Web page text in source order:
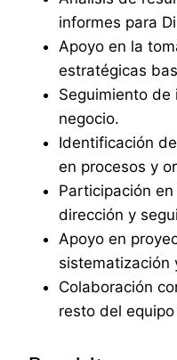
informes para
Apoyo en la
estratégicas
Seguimiento
negocio.
Identificación
en procesos y
Participación
dirección y
Apoyo en
sistematización
Colaboración
resto del